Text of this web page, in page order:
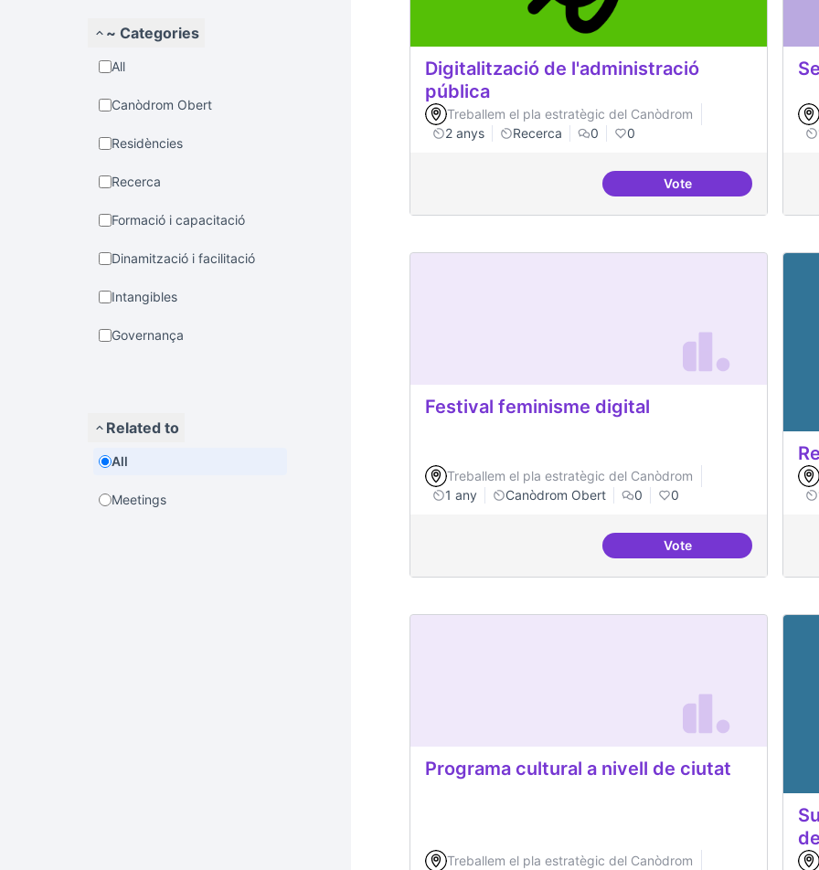
~ Categories
All
Canòdrom Obert
Residències
Recerca
Formació i capacitació
Dinamització i facilitació
Intangibles
Governança
Related to
All
Meetings
Digitalització de l'administració
pública
Treballem el pla estratègic del Canòdrom
2 anys
Recerca 0 0
VoteDigitalització de
Festival feminisme digital
Treballem el pla estratègic del Canòdrom
1 any
Canòdrom Obert 0 0
VoteFestival feminisme
Programa cultural a nivell de ciutat
Treballem el pla estratègic del Canòdrom